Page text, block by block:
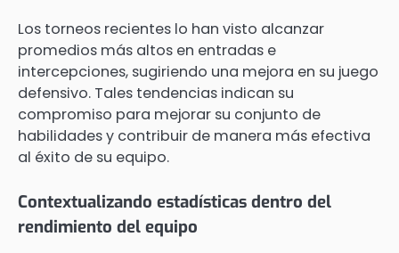
Los torneos recientes lo han visto alcanzar
promedios más altos en entradas e
intercepciones, sugiriendo una mejora en su juego
defensivo. Tales tendencias indican su
compromiso para mejorar su conjunto de
habilidades y contribuir de manera más efectiva
al éxito de su equipo.
Contextualizando estadísticas dentro del
rendimiento del equipo